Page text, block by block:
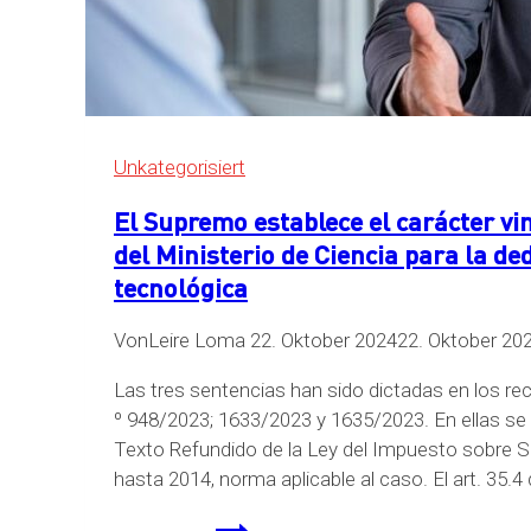
Unkategorisiert
El Supremo establece el carácter
del Ministerio de Ciencia para la
tecnológica
VonLeire Loma 22. Oktober 202422. Oktober
Las tres sentencias han sido dictadas en los
º 948/2023; 1633/2023 y 1635/2023. En ellas
Texto Refundido de la Ley del Impuesto sobre
hasta 2014, norma aplicable al caso. El art.